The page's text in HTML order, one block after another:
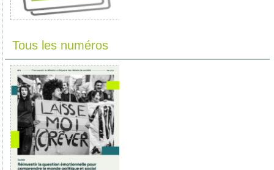
Tous les numéros